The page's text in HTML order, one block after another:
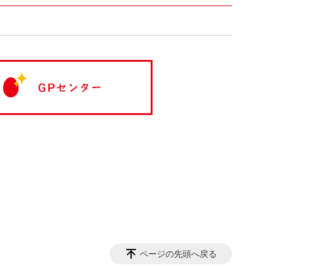
ページの先頭へ戻る